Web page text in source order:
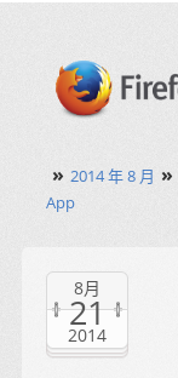
» 2014 年 8 月 »
App
8月
21
2014